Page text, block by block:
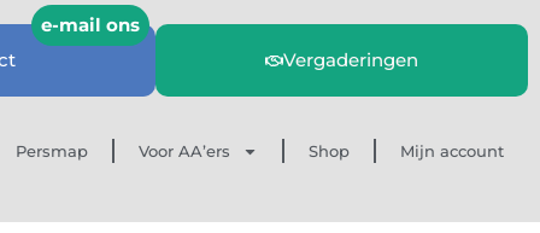
Vergaderingen
Persmap Voor AA’ers Shop Mijn account